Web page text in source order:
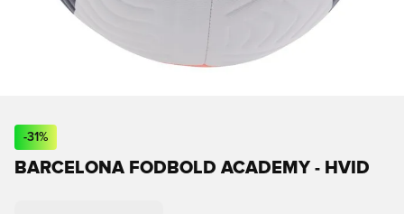
-31%
BARCELONA FODBOLD ACADEMY - HVID